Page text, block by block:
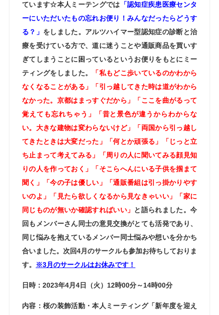
ています☆本人ミーテングでは 「認知症疾患医療センタ
ーにいただいたもの忘れお便り！みんなだったらどうす
る？」 をしました。アルツハイマー型認知症の診断と治
療を受けている方で、道に迷うことや通販商品を買いす
ぎてしまうことに困っているというお便りをもとにミー
ティングをしました。
「私もどこ歩いているのかわから
なくなることがある」「引っ越してきた時は道がわから
なかった。京都はまっすぐだから」「ここを曲がるって
覚えても忘れちゃう」「昔と景色が違うからわからな
い。大きな建物は変わらないけど」「両国から引っ越し
てきたときは大変だった」「何とか頑張る」「じっと立
ち止まって考えてみる」「周りの人に聞いてみる顔見知
りの人を作っておく」「そこらへんにいる子供を掴まて
聞く」「今の子は優しい」「通販番組は引っ掛かりやす
いのよ」「見たら欲しくなるから見なきゃいい」「家に
同じものが無いか確認すればいい」 と語られました。今
回もメンバーさん同士の意見交換がとても活発であり、
同じ悩みを抱えているメンバー同士悩みや想いを分かち
合いました。 次回4月のサークルも参加お待ちしておりま
す。
※3月のサークルはお休みです！
日時：2023年4月4日（火）12時00分～14時00分
内容：桜の装飾活動・本人ミーティング「新年度を迎え